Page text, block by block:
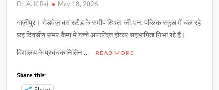
Dr. A. K Rai May 18, 2026
गाज़ीपुर। रोडवेज़ बस स्टैंड के समीप स्थित जी. एन. पब्लिक स्कूल में चल रहे
छह दिवसीय समर कैम्प में बच्चे आनन्दित होकर सहभागिता निभा रहे हैं।
विद्यालय के प्रबंधक नितिन …
READ MORE
Share this: